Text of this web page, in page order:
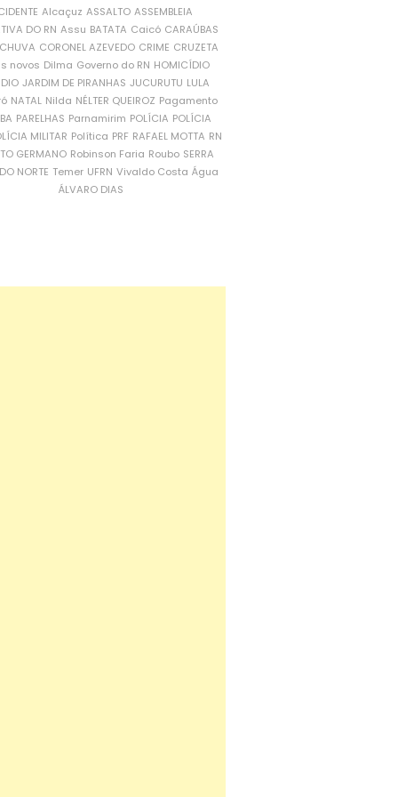
Alcaçuz ASSALTO ASSEMBLEIA
DO RN Assu BATATA Caicó CARAÚBAS
CORONEL AZEVEDO CRIME CRUZETA
novos Dilma Governo do RN HOMICÍDIO
JARDIM DE PIRANHAS JUCURUTU LULA
NATAL Nilda NÉLTER QUEIROZ Pagamento
PARELHAS Parnamirim POLÍCIA POLÍCIA
MILITAR Política PRF RAFAEL MOTTA RN
GERMANO Robinson Faria Roubo SERRA
NORTE Temer UFRN Vivaldo Costa Água
ÁLVARO DIAS